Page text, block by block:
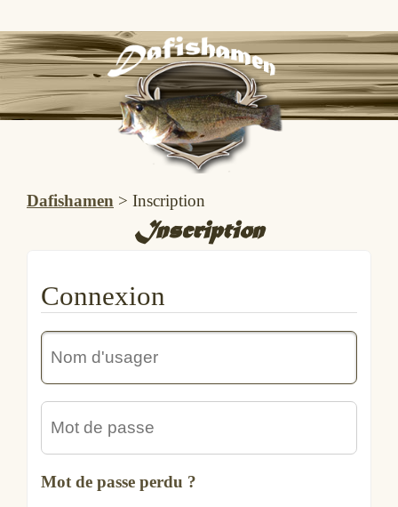
Dafishamen > Inscription
Inscription
Connexion
Mot de passe perdu ?